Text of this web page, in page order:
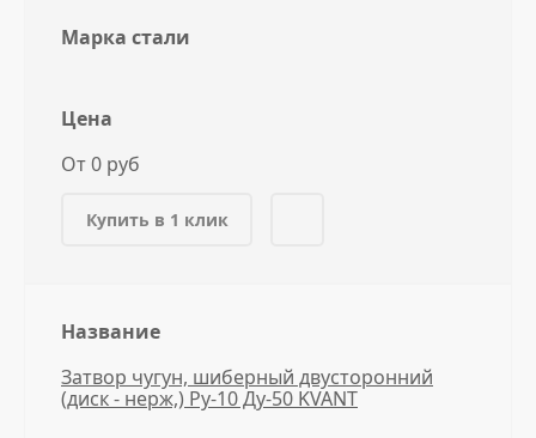
Марка стали
Цена
От 0 руб
Купить в 1 клик
Название
Затвор чугун, шиберный двусторонний
(диск - нерж,) Ру-10 Ду-50 KVANT